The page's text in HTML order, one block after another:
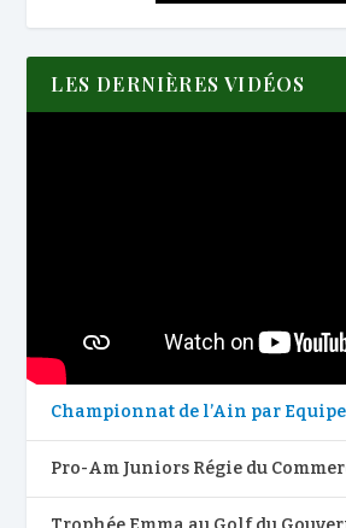
LES DERNIÈRES VIDÉOS
Championnat de l’Ain par
Pro-Am Juniors Régie du